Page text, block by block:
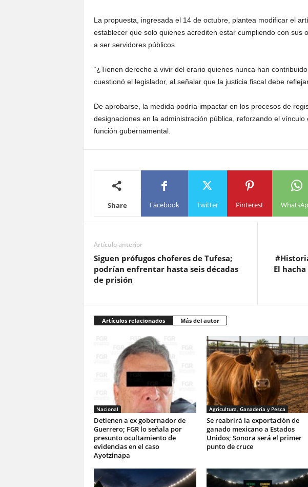
La propuesta, ingresada el 14 de octubre, plantea modificar el
establecer que solo quienes acrediten estar cumpliendo con sus
a ser servidores públicos.
“¿Tienen derecho a vivir del erario quienes nunca han
cuestionó el legislador, al señalar que la justicia fiscal debe
De aprobarse, la medida podría impactar en los procesos de
designaciones en la administración pública, reforzando el
función gubernamental.
Share Facebook Twitter Pinterest
Artículo anterior
Siguen prófugos choferes de Tufesa;
podrían enfrentar hasta seis décadas
de prisión
El
Artículos relacionados Más del autor
Nacional
Detienen a ex gobernador de
Guerrero; FGR lo señala por
presunto ocultamiento de
evidencias en el caso
Ayotzinapa
Agricultura, Ganadería y Pesca
Se reabrirá la exportación de
ganado mexicano a Estados
Unidos; Sonora será el primer
punto de cruce